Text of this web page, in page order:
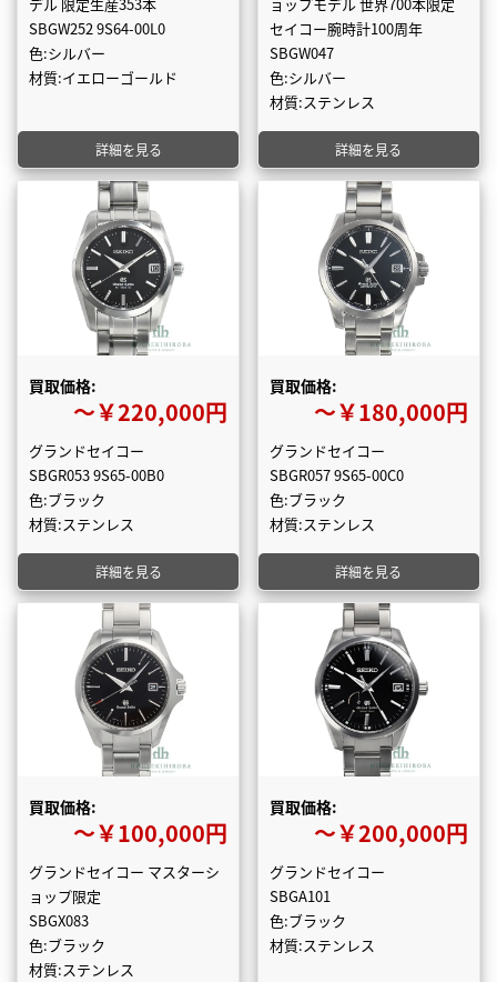
SBGW252 9S64-00L0
色:シルバー
材質:イエローゴールド
詳細を見る
セイコー腕時計100周年
SBGW047
色:シルバー
材質:ステンレス
詳細を見る
買取価格:
〜￥220,000円
グランドセイコー
SBGR053 9S65-00B0
色:ブラック
材質:ステンレス
詳細を見る
買取価格:
〜￥180,000円
グランドセイコー
SBGR057 9S65-00C0
色:ブラック
材質:ステンレス
詳細を見る
買取価格:
〜￥100,000円
グランドセイコー マスターシ
ョップ限定
SBGX083
色:ブラック
材質:ステンレス
買取価格:
〜￥200,000円
グランドセイコー
SBGA101
色:ブラック
材質:ステンレス